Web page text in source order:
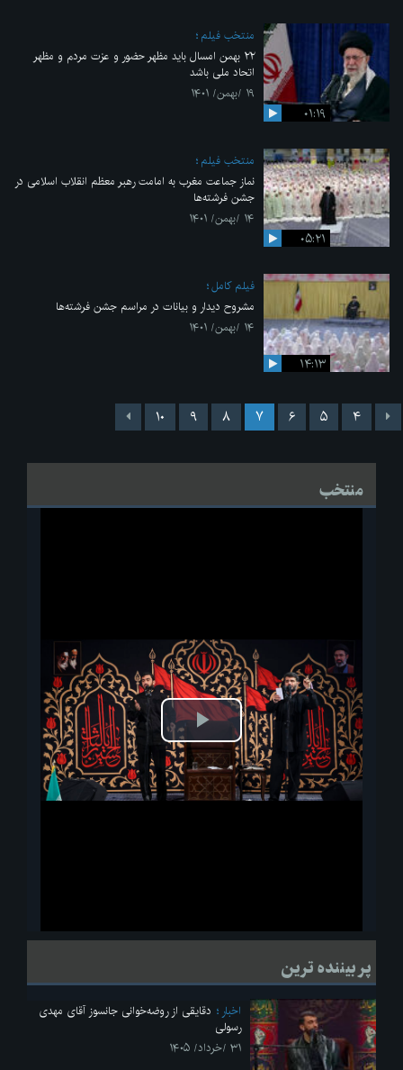
۰۱:۱۹
منتخب فیلم
۲۲ بهمن امسال باید مظهر حضور و عزت مردم و مظهر
اتحاد ملی باشد
۱۹ /بهمن/ ۱۴۰۱
۰۵:۲۱
منتخب فیلم
نماز جماعت مغرب به امامت رهبر معظم انقلاب اسلامی در
جشن فرشته‌ها
۱۴ /بهمن/ ۱۴۰۱
۱۴:۱۳
فیلم کامل
مشروح دیدار و بیانات در مراسم جشن فرشته‌ها
۱۴ /بهمن/ ۱۴۰۱
۴ ۵ ۶ ۷ ۸ ۹ ۱۰
منتخب
پخش
ویدیو
لحظاتی از قرائت زیارت اربعین امام حسین(ع) در مراسم عزاداری هیئات
پر بیننده ترین
اخبار
دقایقی از روضه‌خوانی جانسوز آقای مهدی
رسولی
۳۱ /خرداد/ ۱۴۰۵